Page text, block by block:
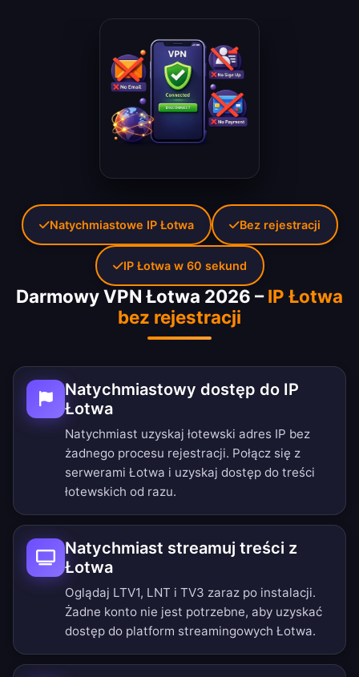
Darmowy VPN Łotwa 2026 –IP Łotwa
bez rejestracji
Natychmiastowy dostęp do IP
Łotwa
Natychmiast uzyskaj łotewski adres IP bez
żadnego procesu rejestracji. Połącz się z
serwerami Łotwa i uzyskaj dostęp do treści
łotewskich od razu.
Natychmiast streamuj treści z
Łotwa
Oglądaj LTV1, LNT i TV3 zaraz po instalacji.
Żadne konto nie jest potrzebne, aby uzyskać
dostęp do platform streamingowych Łotwa.
Natychmiastowe IP Łotwa Bez rejestracji
IP Łotwa w 60 sekund